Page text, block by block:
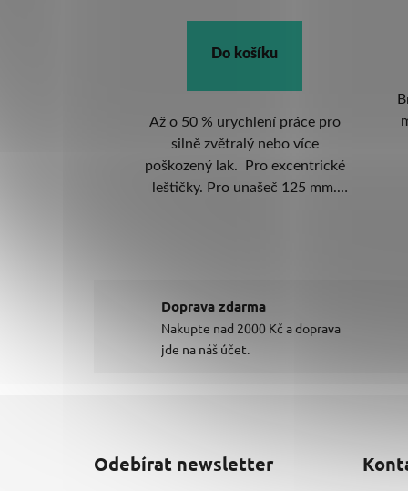
DETAIL
mm, bez otvorů, P60 - P180
Doprava zdarma
Nakupte nad 2000 Kč a doprava
jde na náš účet.
Odebírat newsletter